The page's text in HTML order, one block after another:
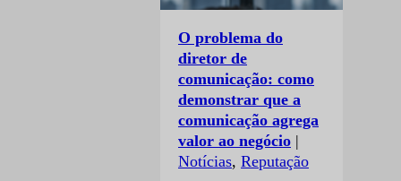
O problema do
diretor de
comunicação: como
demonstrar que a
comunicação agrega
valor ao negócio |
Notícias, Reputação